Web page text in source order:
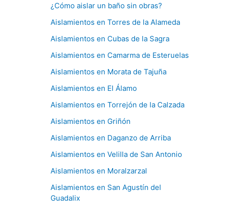
¿Cómo aislar un baño sin obras?
Aislamientos en Torres de la Alameda
Aislamientos en Cubas de la Sagra
Aislamientos en Camarma de Esteruelas
Aislamientos en Morata de Tajuña
Aislamientos en El Álamo
Aislamientos en Torrejón de la Calzada
Aislamientos en Griñón
Aislamientos en Daganzo de Arriba
Aislamientos en Velilla de San Antonio
Aislamientos en Moralzarzal
Aislamientos en San Agustín del
Guadalix